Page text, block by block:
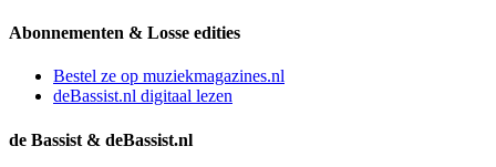
Abonnementen & Losse edities
Bestel ze op muziekmagazines.nl
deBassist.nl digitaal lezen
de Bassist & deBassist.nl